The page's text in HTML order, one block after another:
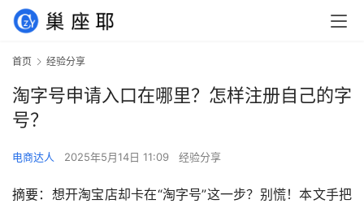
首页 经验分享
淘字号申请入口在哪里？怎样注册自己的字
号？
电商达人 2025年5月14日 11:09 经验分享
摘要：想开淘宝店却卡在“淘字号”这一步？别慌！本文手把